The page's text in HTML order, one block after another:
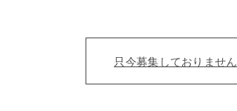
只今募集しておりません